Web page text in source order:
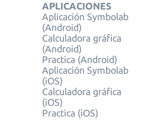
APLICACIONES
Aplicación Symbolab
(Android)
Calculadora gráfica
(Android)
Practica (Android)
Aplicación Symbolab
(iOS)
Calculadora gráfica
(iOS)
Practica (iOS)